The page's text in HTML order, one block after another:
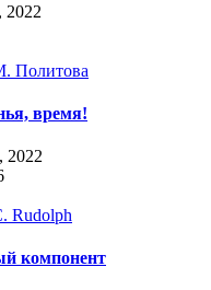
2022
время!
2022
компонент